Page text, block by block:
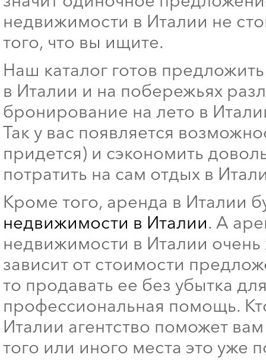
недвижимости в Италии не
того, что вы ищите.
Наш каталог готов
в Италии и на побережьях
бронирование на лето в
Так у вас появляется
придется) и сэкономить
потратить на сам отдых в
Кроме того, аренда в Италии
недвижимости в Италии. А
недвижимости в Италии
зависит от стоимости
то продавать ее без убытка
профессиональная помощь.
Италии агентство поможет
того или иного места это уже